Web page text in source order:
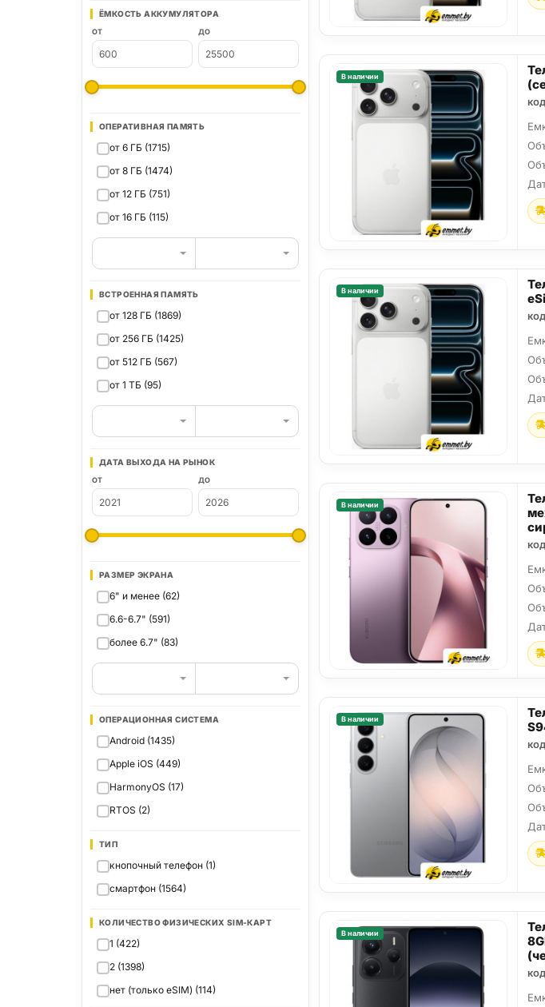
ЁМКОСТЬ АККУМУЛЯТОРА
ОТ ДО
ОПЕРАТИВНАЯ ПАМЯТЬ
от 6 ГБ (1715)
от 8 ГБ (1474)
от 12 ГБ (751)
от 16 ГБ (115)
ВСТРОЕННАЯ ПАМЯТЬ
от 128 ГБ (1869)
от 256 ГБ (1425)
от 512 ГБ (567)
от 1 ТБ (95)
ДАТА ВЫХОДА НА РЫНОК
ОТ ДО
РАЗМЕР ЭКРАНА
6" и менее (62)
6.6-6.7" (591)
более 6.7" (83)
ОПЕРАЦИОННАЯ СИСТЕМА
Android (1435)
Apple iOS (449)
HarmonyOS (17)
RTOS (2)
ТИП
кнопочный телефон (1)
смартфон (1564)
КОЛИЧЕСТВО ФИЗИЧЕСКИХ SIM-КАРТ
1 (422)
2 (1398)
нет (только eSIM) (114)
В наличии
В наличии
В наличии
В наличии
В наличии